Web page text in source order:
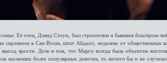
Её отец, Дэвид Стоун, был строителем и бывшим боксёром-
скромном в Сан-Вэлли, штат Айдахо, недалеко от общественных
выход ярости. Дело в том, что Марго всегда была объектом
насмешки более популярных девочек, то ничего бы и не